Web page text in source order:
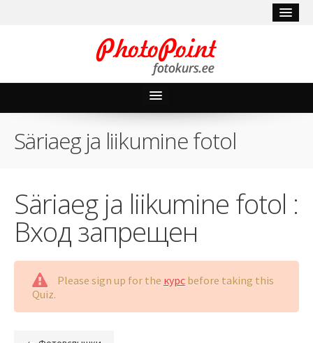
Мои курсы
Полезные советы
Мой аккаунт
Забыли пароль?
Säriaeg ja liikumine fotol
Säriaeg ja liikumine fotol :
Вход запрещен
Please sign up for the курсbefore taking this
Quiz.